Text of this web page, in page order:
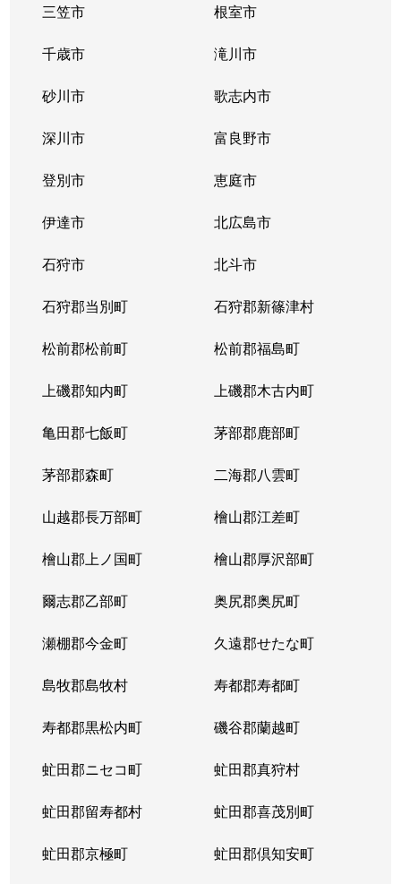
大谷地東
2,600万円
大谷地
大谷地東
2,300万円
大谷地
大谷地東
2,700万円
大谷地
大谷地東
2,400万円
大谷地
大谷地東
1,900万円
大谷地
大谷地東
1,900万円
大谷地
大谷地東
2,800万円
大谷地
大谷地東
2,400万円
大谷地
大谷地東
2,300万円
大谷地
大谷地東
2,100万円
大谷地
大谷地東
1,800万円
大谷地
大谷地東
大谷地
大谷地東
大谷地
三笠市 根室市
千歳市 滝川市
砂川市 歌志内市
深川市 富良野市
登別市 恵庭市
伊達市 北広島市
石狩市 北斗市
石狩郡当別町 石狩郡新篠津村
松前郡松前町 松前郡福島町
上磯郡知内町 上磯郡木古内町
亀田郡七飯町 茅部郡鹿部町
茅部郡森町 二海郡八雲町
山越郡長万部町 檜山郡江差町
檜山郡上ノ国町 檜山郡厚沢部町
爾志郡乙部町 奥尻郡奥尻町
瀬棚郡今金町 久遠郡せたな町
島牧郡島牧村 寿都郡寿都町
寿都郡黒松内町 磯谷郡蘭越町
虻田郡ニセコ町 虻田郡真狩村
虻田郡留寿都村 虻田郡喜茂別町
虻田郡京極町 虻田郡倶知安町